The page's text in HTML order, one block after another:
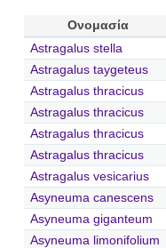
Ονομασία
Astragalus stella
Astragalus taygeteus
Astragalus thracicus
Astragalus thracicus
Astragalus thracicus
Astragalus thracicus
Astragalus vesicarius
Asyneuma canescens
Asyneuma giganteum
Asyneuma limonifolium